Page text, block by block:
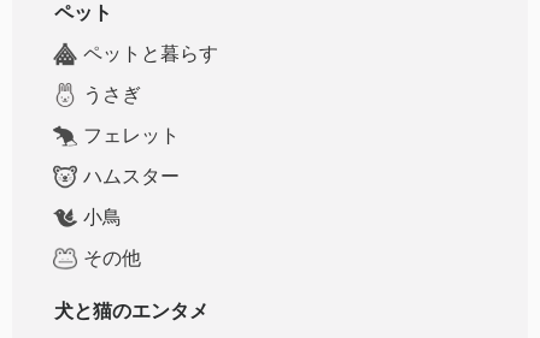
ペット
ペットと暮らす
うさぎ
フェレット
ハムスター
小鳥
その他
犬と猫のエンタメ